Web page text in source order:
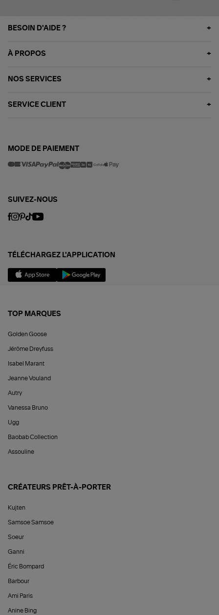
BESOIN D'AIDE ?
À PROPOS
NOS SERVICES
SERVICE CLIENT
MODE DE PAIEMENT
SUIVEZ-NOUS
TÉLÉCHARGEZ L'APPLICATION
TOP MARQUES
Golden Goose
Jérôme Dreyfuss
Isabel Marant
Jeanne Vouland
Autry
Vanessa Bruno
Ugg
Baobab Collection
Assouline
CRÉATEURS PRÊT-À-PORTER
Kujten
Samsoe Samsoe
Soeur
Ganni
Éric Bompard
Barbour
Ami Paris
Anine Bing